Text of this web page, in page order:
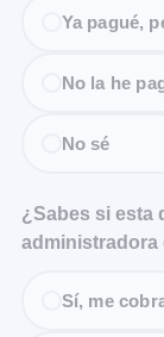
Ya pagué,
No la he
No sé
¿Sabes si esta
administradora
Sí, me